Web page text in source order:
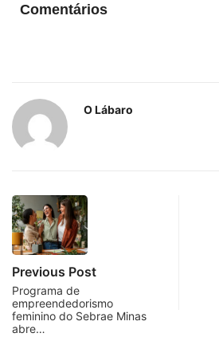
Comentários
O Lábaro
Previous Post
Programa de
empreendedorismo
feminino do Sebrae Minas
abre…